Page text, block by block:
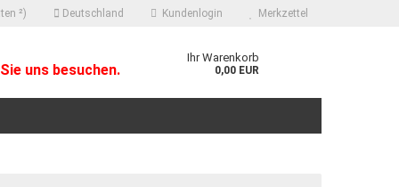
²) Deutschland Kundenlogin Merkzettel
uns besuchen.
Ihr Warenkorb
0,00 EUR